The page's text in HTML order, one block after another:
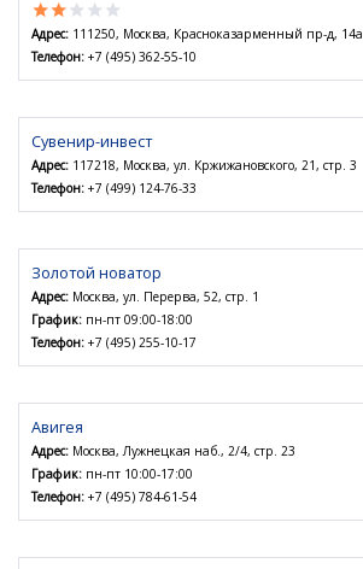
star
star
star
star
star
Адрес: 111250, Москва, Красноказарменный пр-д, 14а
Телефон: +7 (495) 362-55-10
Сувенир-инвест
Адрес: 117218, Москва, ул. Кржижановского, 21, стр. 3
Телефон: +7 (499) 124-76-33
Золотой новатор
Адрес: Москва, ул. Перерва, 52, стр. 1
График: пн-пт 09:00-18:00
Телефон: +7 (495) 255-10-17
Авигея
Адрес: Москва, Лужнецкая наб., 2/4, стр. 23
График: пн-пт 10:00-17:00
Телефон: +7 (495) 784-61-54